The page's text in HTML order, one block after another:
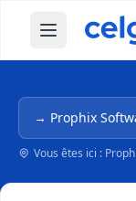
Ouvrir le
Navigation dans
Vous êtes ici :